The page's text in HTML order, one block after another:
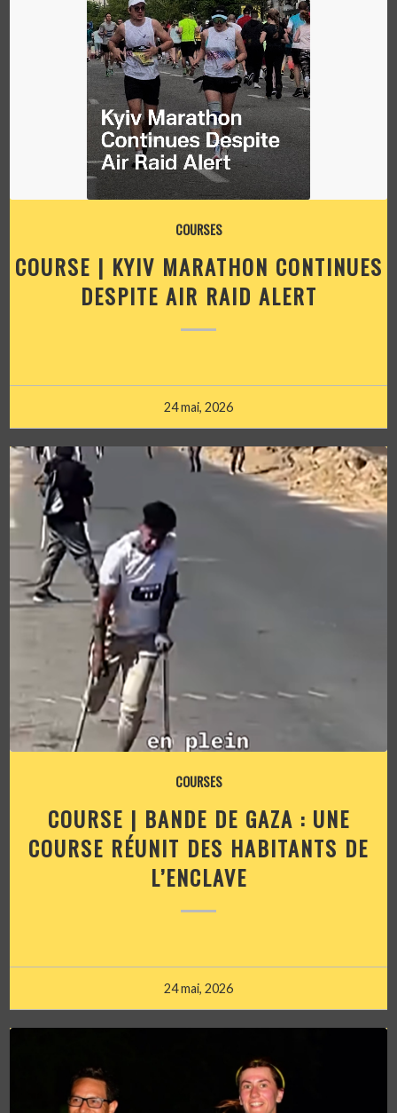
COURSES
COURSE | KYIV MARATHON CONTINUES
DESPITE AIR RAID ALERT
24 mai, 2026
COURSES
COURSE | BANDE DE GAZA : UNE
COURSE RÉUNIT DES HABITANTS DE
L’ENCLAVE
24 mai, 2026